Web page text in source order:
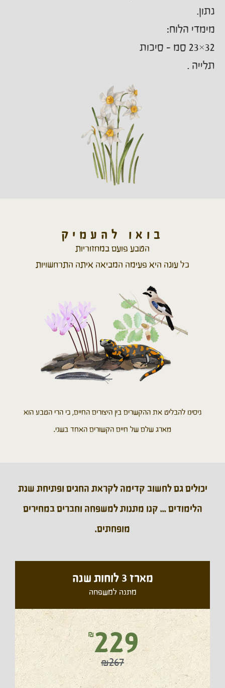
נתון.
מימדי הלוח:
32×23 סמ – סיכות
תלייה .
בואו להעמיק
הטבע פועם במחזוריות
כל עונה היא פעימה המביאה איתה התרחשויות
ניסינו להבליט את ההקשרים בין היצורים החיים, כי הרי הטבע הוא
מארג שלם של חיים הקשורים האחד בשני.
יכולים גם לחשוב קדימה לקראת החגים ופתיחת שנת
הלימודים ... קנו מתנות למשפחה וחברים במחירים
מופחתים.
מארז 3 לוחות שנה
מתנה למשפחה
₪229
₪267